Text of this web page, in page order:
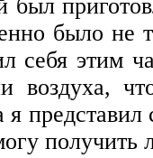
был
было не
себя этим
воздуха,
я